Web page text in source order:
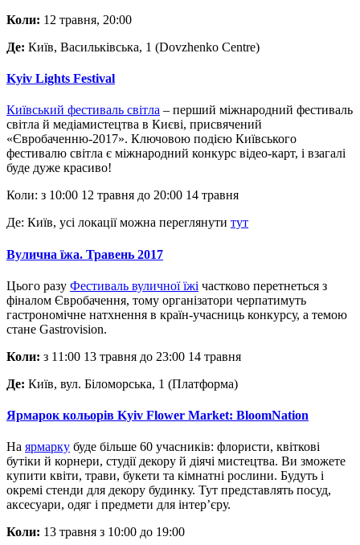
Коли: 12 травня, 20:00
Де: Київ, Васильківська, 1 (Dovzhenko Centre)
Kyiv Lights Festival
Київський фестиваль світла – перший міжнародний фестиваль
світла й медіамистецтва в Києві, присвячений
«Євробаченню-2017». Ключовою подією Київського
фестивалю світла є міжнародний конкурс відео-карт, і взагалі
буде дуже красиво!
Коли: з 10:00 12 травня до 20:00 14 травня
Де: Київ, усі локації можна переглянути тут
Вулична їжа. Травень 2017
Цього разу Фестиваль вуличної їжі частково перетнеться з
фіналом Євробачення, тому організатори черпатимуть
гастрономічне натхнення в країн-учасниць конкурсу, а темою
стане Gastrovision.
Коли: з 11:00 13 травня до 23:00 14 травня
Де: Київ, вул. Біломорська, 1 (Платформа)
Ярмарок кольорів Kyiv Flower Market: BloomNation
На ярмарку буде більше 60 учасників: флористи, квіткові
бутіки й корнери, студії декору й діячі мистецтва. Ви зможете
купити квіти, трави, букети та кімнатні рослини. Будуть і
окремі стенди для декору будинку. Тут представлять посуд,
аксесуари, одяг і предмети для інтер’єру.
Коли: 13 травня з 10:00 до 19:00